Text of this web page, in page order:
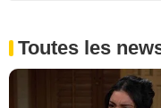
Toutes les